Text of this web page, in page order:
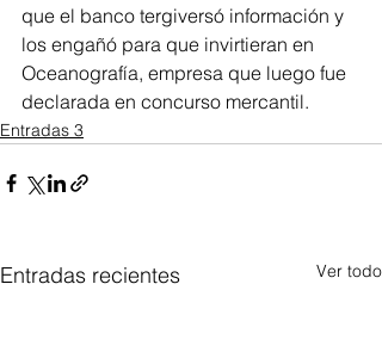
que el banco tergiversó información y
los engañó para que invirtieran en
Oceanografía, empresa que luego fue
declarada en concurso mercantil.
Entradas 3
Entradas recientes Ver todo